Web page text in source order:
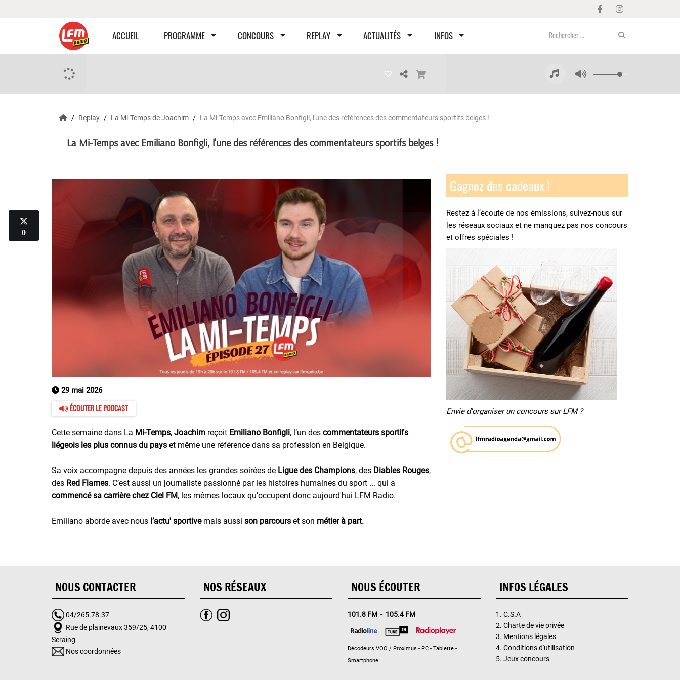
ACCUEIL PROGRAMME CONCOURS REPLAY ACTUALITÉS INFOS
Replay La Mi-Temps de Joachim La Mi-Temps avec Emiliano Bonfigli, l'une des références des commentateurs sportifs belges !
La Mi-Temps avec Emiliano Bonfigli, l'une des références des commentateurs sportifs belges !
0
29 mai 2026
ÉCOUTER LE PODCAST
Cette semaine dans La Mi-Temps, Joachim reçoit Emiliano Bonfigli, l’un des commentateurs sportifs
liégeois les plus connus du pays et même une référence dans sa profession en Belgique.
Sa voix accompagne depuis des années les grandes soirées de Ligue des Champions, des Diables Rouges,
des Red Flames. C’est aussi un journaliste passionné par les histoires humaines du sport ... qui a
commencé sa carrière chez Ciel FM, les mêmes locaux qu'occupent donc aujourd'hui LFM Radio.
Emiliano aborde avec nous l’actu' sportivemais aussi son parcours et son métier à part.
Gagnez des cadeaux !
Restez à l’écoute de nos émissions, suivez-nous sur
les réseaux sociaux et ne manquez pas nos concours
et offres spéciales !
Envie d'organiser un concours sur LFM ?
NOUS CONTACTER
04/265.78.37
Rue de plainevaux 359/25, 4100
Seraing
Nos coordonnées
NOS RÉSEAUX NOUS ÉCOUTER
101.8 FM - 105.4 FM
Décodeurs VOO / Proximus - PC - Tablette -
Smartphone
INFOS LÉGALES
1. C.S.A
2. Charte de vie privée
3. Mentions légales
4. Conditions d'utilisation
5. Jeux concours